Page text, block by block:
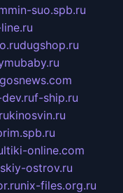
suo.spb.ru
dugshop.ru
f-ship.ru
kinosvin.ru
online.com
ostrov.ru
nix-files.org.ru